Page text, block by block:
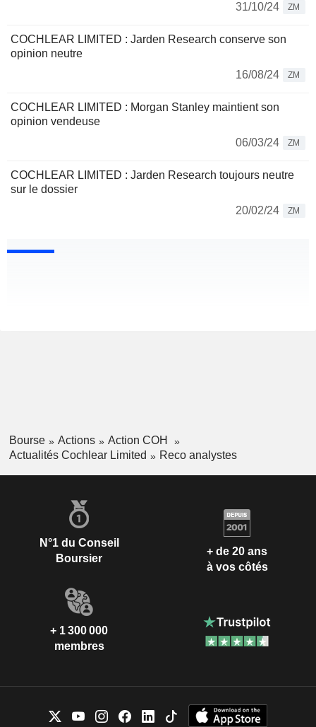
31/10/24
ZM
COCHLEAR LIMITED : Jarden Research conserve son
opinion neutre
16/08/24
ZM
COCHLEAR LIMITED : Morgan Stanley maintient son
opinion vendeuse
06/03/24
ZM
COCHLEAR LIMITED : Jarden Research toujours neutre
sur le dossier
20/02/24
ZM
Bourse Actions
Action COH
Actualités Cochlear Limited
Reco analystes
N°1 du Conseil
Boursier
+ de 20 ans
à vos côtés
+ 1 300 000
membres